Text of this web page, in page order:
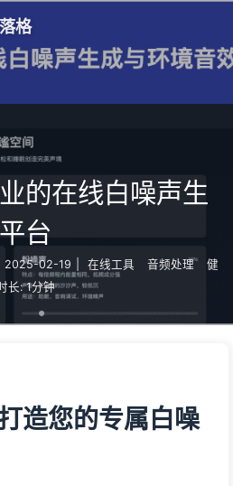
格
的在线白噪声生
台
2025-02-19 在线工具 音频处理
健
长: 1分钟
造您的专属白噪